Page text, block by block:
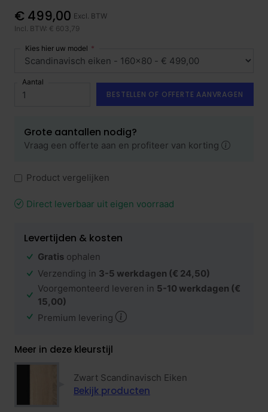
€ 499,00 Excl. BTW
Incl. BTW: € 603,79
Kies hier uw model
Aantal
BESTELLEN OF OFFERTE AANVRAGEN
Grote aantallen nodig?
Vraag een offerte aan en profiteer van korting
Product vergelijken
Direct leverbaar uit eigen voorraad
Levertijden & kosten
Gratis ophalen
Verzending in 3-5 werkdagen (€ 24,50)
Voorgemonteerd leveren in 5-10 werkdagen (€
15,00)
Premium levering
Meer in deze kleurstijl
Zwart Scandinavisch Eiken
Bekijk producten